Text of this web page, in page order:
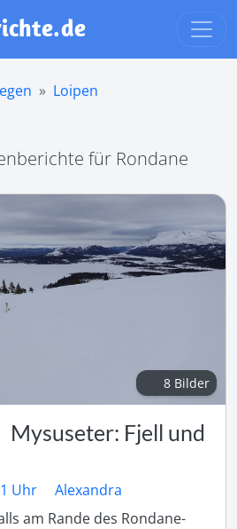
Loipen
für Rondane
8 Bilder
Mysuseter: Fjell und
Uhr
Alexandra
am Rande des Rondane-